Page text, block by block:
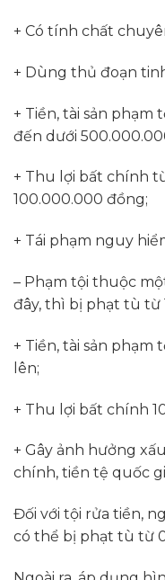
+ Có tính chất
+ Dùng thủ đoạn
+ Tiền, tài sản
đến dưới
+ Thu lợi bất chính
100.000.000 đồng;
+ Tái phạm nguy
– Phạm tội thuộc
đây, thì bị phạt tù từ
+ Tiền, tài sản
lên;
+ Thu lợi bất chính
+ Gây ảnh hưởng
chính, tiền tệ quốc
Đối với tội rửa tiền,
có thể bị phạt tù từ